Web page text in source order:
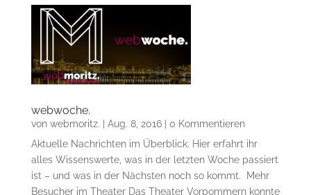
webwoche.
von webmoritz. Aug. 8, 2016| 0 Kommentieren
Aktuelle Nachrichten im Überblick. Hier erfahrt ihr
alles Wissenswerte, was in der letzten Woche passiert
ist – und was in der Nächsten noch so kommt. Mehr
Besucher im Theater Das Theater Vorpommern konnte